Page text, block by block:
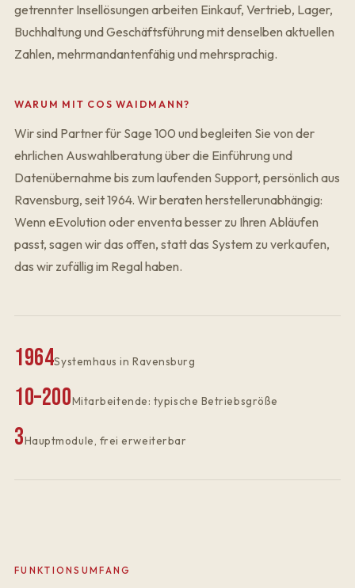
getrennter Insellösungen arbeiten Einkauf, Vertrieb, Lager,
Buchhaltung und Geschäftsführung mit denselben aktuellen
Zahlen, mehrmandantenfähig und mehrsprachig.
WARUM MIT COS WAIDMANN?
Wir sind Partner für Sage 100 und begleiten Sie von der
ehrlichen Auswahlberatung über die Einführung und
Datenübernahme bis zum laufenden Support, persönlich aus
Ravensburg, seit 1964. Wir beraten herstellerunabhängig:
Wenn eEvolution oderenventabesser zu Ihren Abläufen
passt, sagen wir das offen, statt das System zu verkaufen,
das wir zufällig im Regal haben.
1964Systemhaus in Ravensburg
10–200Mitarbeitende: typische Betriebsgröße
3Hauptmodule, frei erweiterbar
FUNKTIONSUMFANG